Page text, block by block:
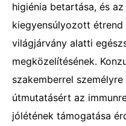
higiénia betartása, és
kiegyensúlyozott étrend
világjárvány alatti
megközelítésének.
szakemberrel
útmutatásért az
jólétének támogatása